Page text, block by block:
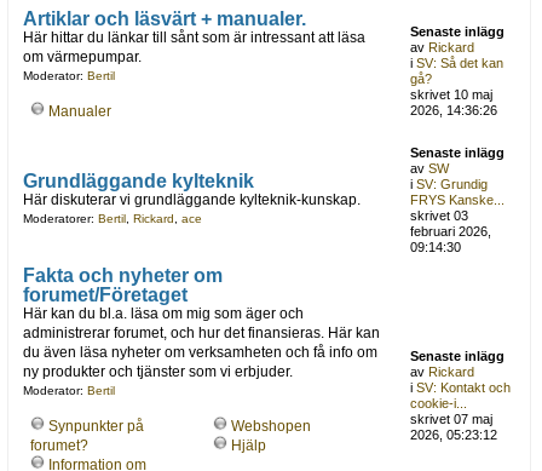
Artiklar och läsvärt + manualer.
Här hittar du länkar till sånt som är intressant att läsa
om värmepumpar.
Moderator: Bertil
Manualer
Senaste inlägg
avRickard
iSV: Så det kan
gå?
skrivet 10 maj
2026, 14:36:26
Grundläggande kylteknik
Här diskuterar vi grundläggande kylteknik-kunskap.
Moderatorer: Bertil, Rickard ace
Senaste inlägg
avSW
iSV: Grundig
FRYS Kanske...
skrivet 03
februari 2026,
09:14:30
Fakta och nyheter om
forumet/Företaget
Här kan du bl.a. läsa om mig som äger och
administrerar forumet, och hur det finansieras. Här kan
du även läsa nyheter om verksamheten och få info om
ny produkter och tjänster som vi erbjuder.
Moderator: Bertil
Synpunkter på
forumet?
Information om
Webshopen
Hjälp
Senaste inlägg
avRickard
iSV: Kontakt och
cookie-i...
skrivet 07 maj
2026, 05:23:12